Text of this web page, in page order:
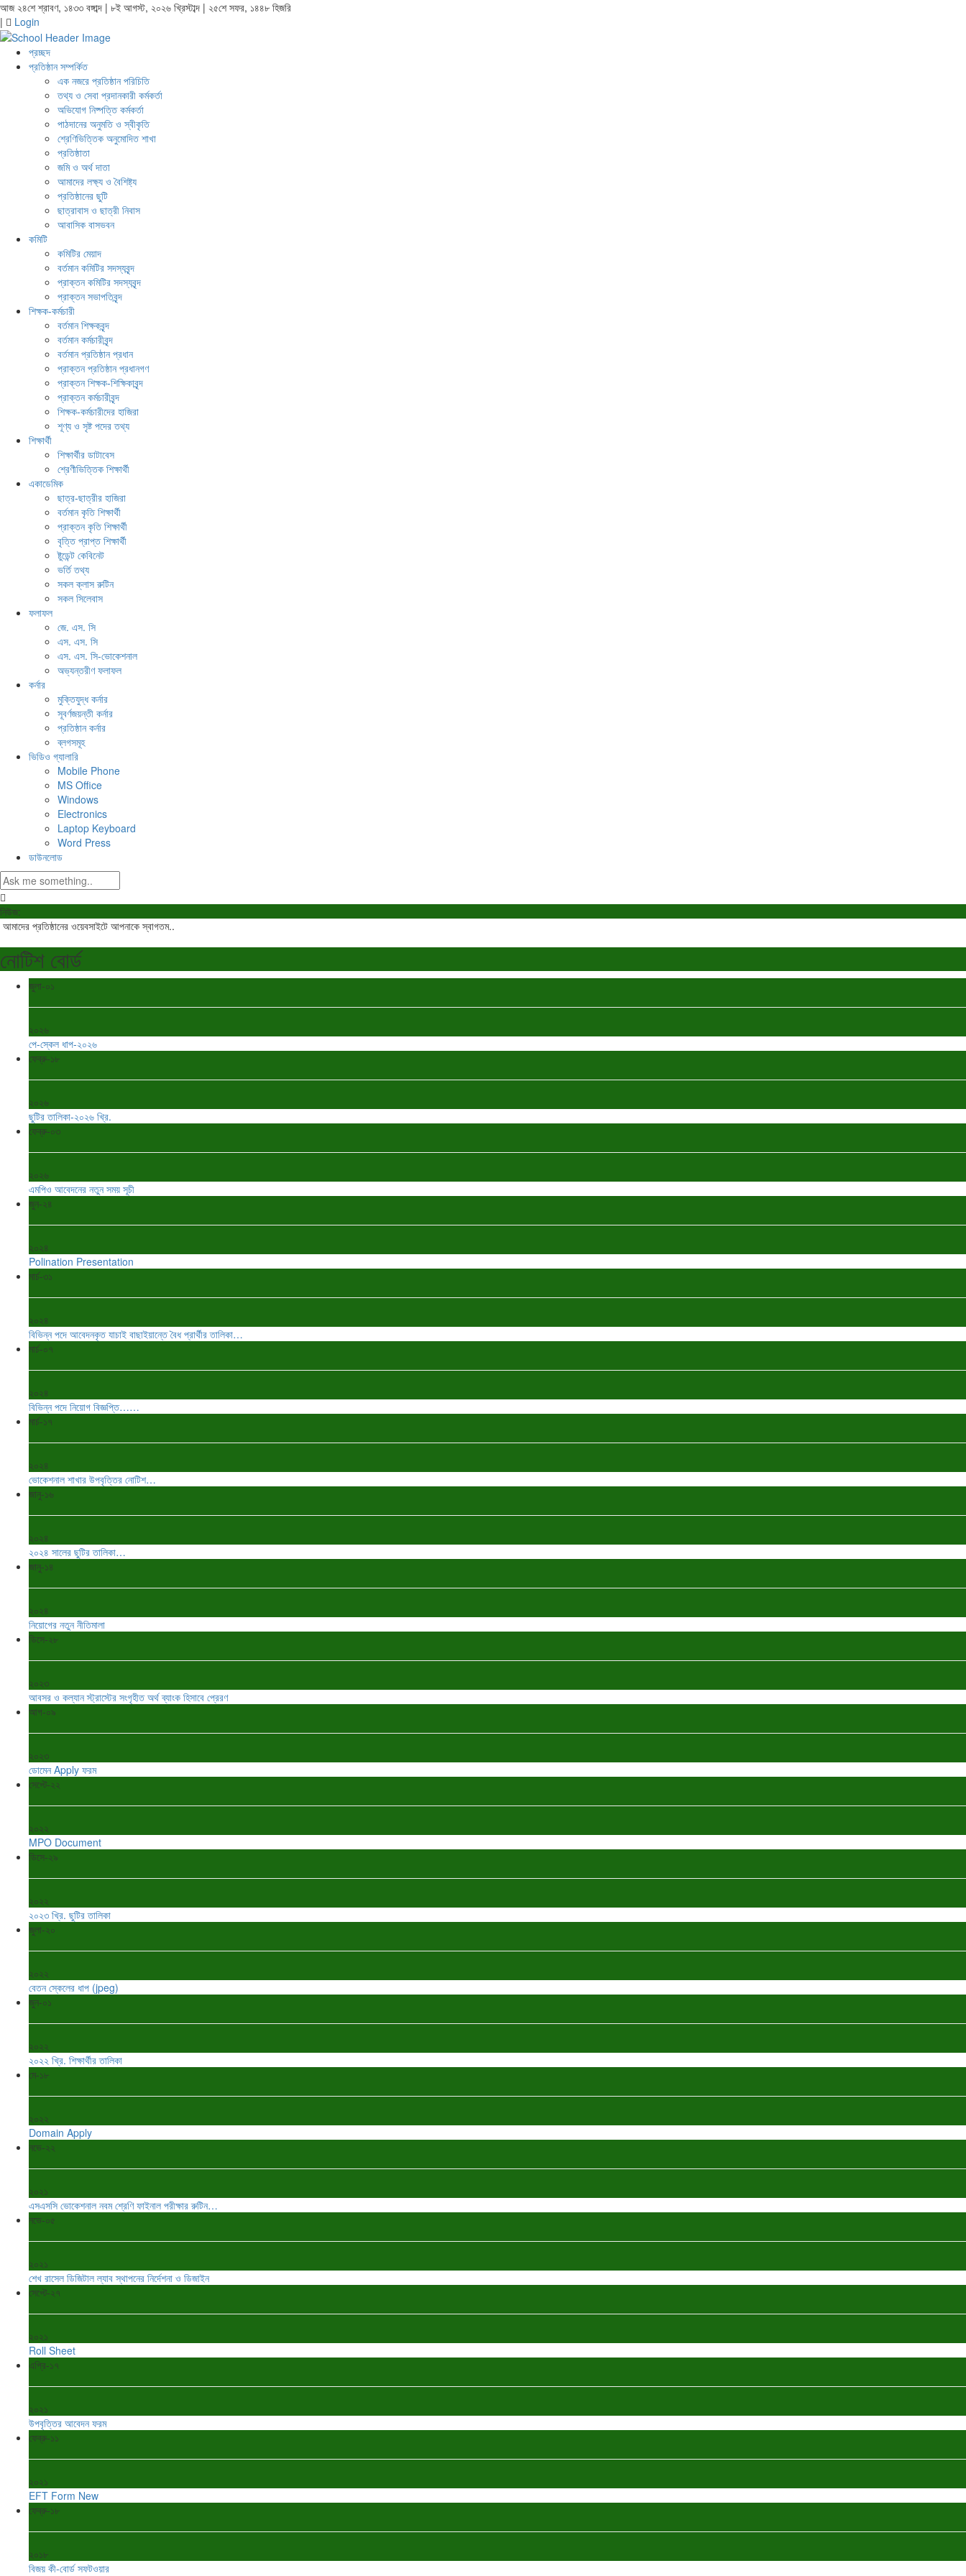
আজ ২৪শে শ্রাবণ, ১৪৩৩ বঙ্গাব্দ | ৮ই আগস্ট, ২০২৬ খ্রিস্টাব্দ | ২৫শে সফর, ১৪৪৮ হিজরি
|
Login
প্রচ্ছদ
প্রতিষ্ঠান সম্পর্কিত
এক নজরে প্রতিষ্ঠান পরিচিতি
তথ্য ও সেবা প্রদানকারী কর্মকর্তা
অভিযোগ নিষ্পত্তি কর্মকর্তা
পাঠদানের অনুমতি ও স্বীকৃতি
শ্রেণিভিত্তিক অনুমোদিত শাখা
প্রতিষ্ঠাতা
জমি ও অর্থ দাতা
আমাদের লক্ষ্য ও বৈশিষ্ট্য
প্রতিষ্ঠানের ছুটি
ছাত্রাবাস ও ছাত্রী নিবাস
আবাসিক বাসভবন
কমিটি
কমিটির মেয়াদ
বর্তমান কমিটির সদস্যবৃন্দ
প্রাক্তন কমিটির সদস্যবৃন্দ
প্রাক্তন সভাপতিবৃন্দ
শিক্ষক-কর্মচারী
বর্তমান শিক্ষকবৃন্দ
বর্তমান কর্মচারীবৃন্দ
বর্তমান প্রতিষ্ঠান প্রধান
প্রাক্তন প্রতিষ্ঠান প্রধানগণ
প্রাক্তন শিক্ষক-শিক্ষিকাবৃন্দ
প্রাক্তন কর্মচারীবৃন্দ
শিক্ষক-কর্মচারীদের হাজিরা
শূণ্য ও সৃষ্ট পদের তথ্য
শিক্ষার্থী
শিক্ষার্থীর ডাটাবেস
শ্রেণীভিত্তিক শিক্ষার্থী
একাডেমিক
ছাত্র-ছাত্রীর হাজিরা
বর্তমান কৃতি শিক্ষার্থী
প্রাক্তন কৃতি শিক্ষার্থী
বৃত্তি প্রাপ্ত শিক্ষার্থী
ষ্টুডেন্ট কেবিনেট
ভর্তি তথ্য
সকল ক্লাস রুটিন
সকল সিলেবাস
ফলাফল
জে. এস. সি
এস. এস. সি
এস. এস. সি-ভোকেশনাল
অভ্যন্তরীণ ফলাফল
কর্নার
মুক্তিযুদ্ধ কর্নার
সূবর্ণজয়ন্তী কর্নার
প্রতিষ্ঠান কর্নার
ব্লগসমূহ
ভিডিও গ্যালারি
Mobile Phone
MS Office
Windows
Electronics
Laptop Keyboard
Word Press
ডাউনলোড
নিউজ:
আমাদের প্রতিষ্ঠানের ওয়েবসাইটে আপনাকে স্বাগতম..
নোটিশ বোর্ড
জুলা-০১
২০২৬
পে-স্কেল ধাপ-২০২৬
ফেব্রু-১৮
২০২৬
ছুটির তালিকা-২০২৬ খ্রি.
ফেব্রু-০৩
২০২৬
এমপিও আবেদনের নতুন সময় সূচী
জুন-২৪
২০২৪
Polination Presentation
মার্চ-৩১
২০২৪
বিভিন্ন পদে আবেদনকৃত যাচাই বাছাইয়ান্তে বৈধ প্রার্থীর তালিকা…
মার্চ-০৭
২০২৪
বিভিন্ন পদে নিয়োগ বিজ্ঞপ্তি……
মার্চ-১৭
২০২৪
ভোকেশনাল শাখার উপবৃত্তির নোটিশ…
জানু-১৬
২০২৪
২০২৪ সালের ছুটির তালিকা…
জানু-১৪
২০২৪
নিয়োগের নতুন নীতিমালা
ডিসে-২৮
২০২৩
আবসর ও কল্যান স্ট্রাস্টের সংগৃহীত অর্থ ব্যাংক হিসাবে প্রেরণ
আগ-০৯
২০২৩
ডোমেন Apply ফরম
সেপ্টে-২২
২০২২
MPO Document
ডিসে-২৯
২০২২
২০২৩ খ্রি. ছুটির তালিকা
জুলা-২০
২০২২
বেতন স্কেলের ধাপ (jpeg)
জুন-০১
২০২২
২০২২ খ্রি. শিক্ষার্থীর তালিকা
মে-১৮
২০২২
Domain Apply
নভে-২২
২০২১
এসএসসি ভোকেশনাল নবম শ্রেণি ফাইনাল পরীক্ষার রুটিন…
নভে-০৫
২০২১
শেখ রাসেল ডিজিটাল ল্যাব স্থাপনের নির্দেশনা ও ডিজাইন
সেপ্টে-২৭
২০২১
Roll Sheet
এপ্রি-১৭
২০২১
উপবৃত্তির আবেদন ফরম
ফেব্রু-১১
২০২১
EFT Form New
ফেব্রু-১৮
২০১৮
বিজয় কী-বোর্ড সফটওয়ার